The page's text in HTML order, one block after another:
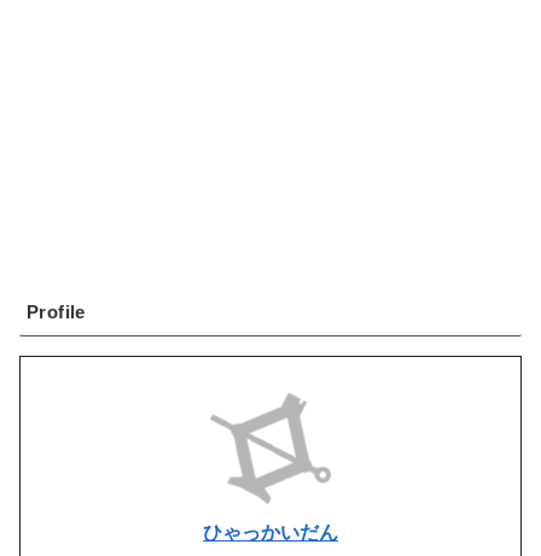
Profile
ひゃっかいだん